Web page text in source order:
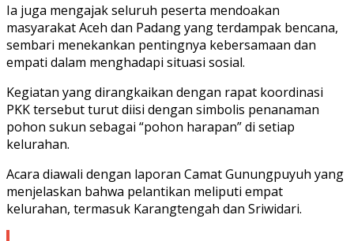
Ia juga mengajak seluruh peserta mendoakan
masyarakat Aceh dan Padang yang terdampak bencana,
sembari menekankan pentingnya kebersamaan dan
empati dalam menghadapi situasi sosial.
Kegiatan yang dirangkaikan dengan rapat koordinasi
PKK tersebut turut diisi dengan simbolis penanaman
pohon sukun sebagai “pohon harapan” di setiap
kelurahan.
Acara diawali dengan laporan Camat Gunungpuyuh yang
menjelaskan bahwa pelantikan meliputi empat
kelurahan, termasuk Karangtengah dan Sriwidari.